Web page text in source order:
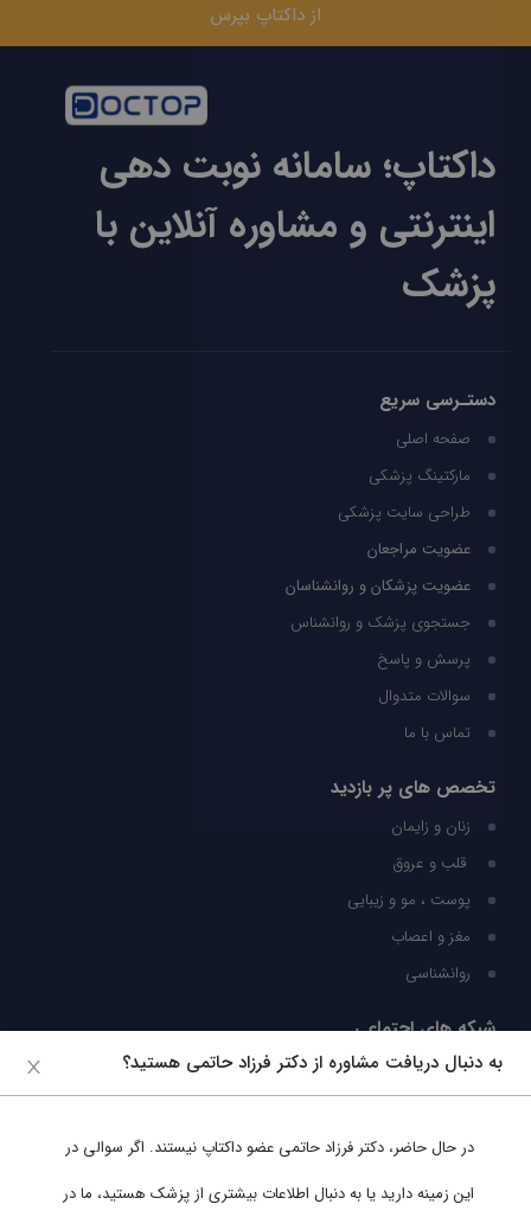
از داکتاپ بپرس
داکتاپ؛ سامانه نوبت دهی
اینترنتی و مشاوره آنلاین با
پزشک
دستـرسی سریع
صفحه اصلی
مارکتینگ پزشکی
طراحی سایت پزشکی
عضویت مراجعان
عضویت پزشکان و روانشناسان
جستجوی پزشک و روانشناس
پرسش و پاسخ
سوالات متدوال
تماس با ما
تخصص های پر بازدید
زنان و زایمان
قلب و عروق
پوست ، مو و زیبایی
مغز و اعصاب
روانشناسی
شبکه های اجتماعی
ما را در شبکه های اجتماعی دنبال کنید
به دنبال دریافت مشاوره از دکتر فرزاد حاتمی هستید؟
در حال حاضر، دکتر فرزاد حاتمی عضو داکتاپ نیستند. اگر سوالی در
این زمینه دارید یا به دنبال اطلاعات بیشتری از پزشک هستید، ما در